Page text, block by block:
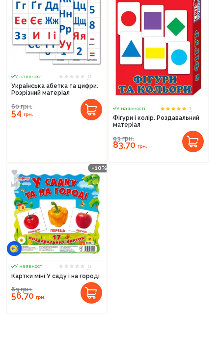
У наявності
0
Українська абетка та цифри.
Розрізний матеріал
60грн.
54грн.
У наявності
1
Фігури і колір. Роздавальний
матеріал
93грн.
83,70 грн.
-10%
У наявності
0
Картки міні У саду і на городі
63грн.
56,70 грн.